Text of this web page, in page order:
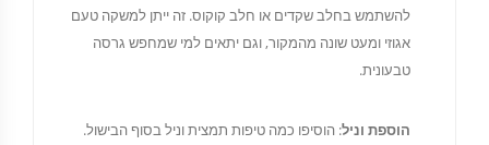
להשתמש בחלב שקדים או חלב קוקוס. זה ייתן למשקה טעם
אגוזי ומעט שונה מהמקור, וגם יתאים למי שמחפש גרסה
טבעונית.
הוספת וניל: הוסיפו כמה טיפות תמצית וניל בסוף הבישול.